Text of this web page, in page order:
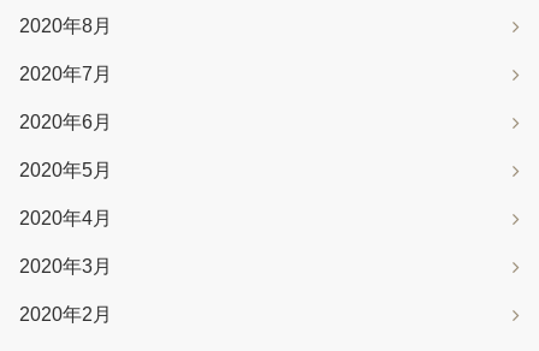
2020年8月
2020年7月
2020年6月
2020年5月
2020年4月
2020年3月
2020年2月